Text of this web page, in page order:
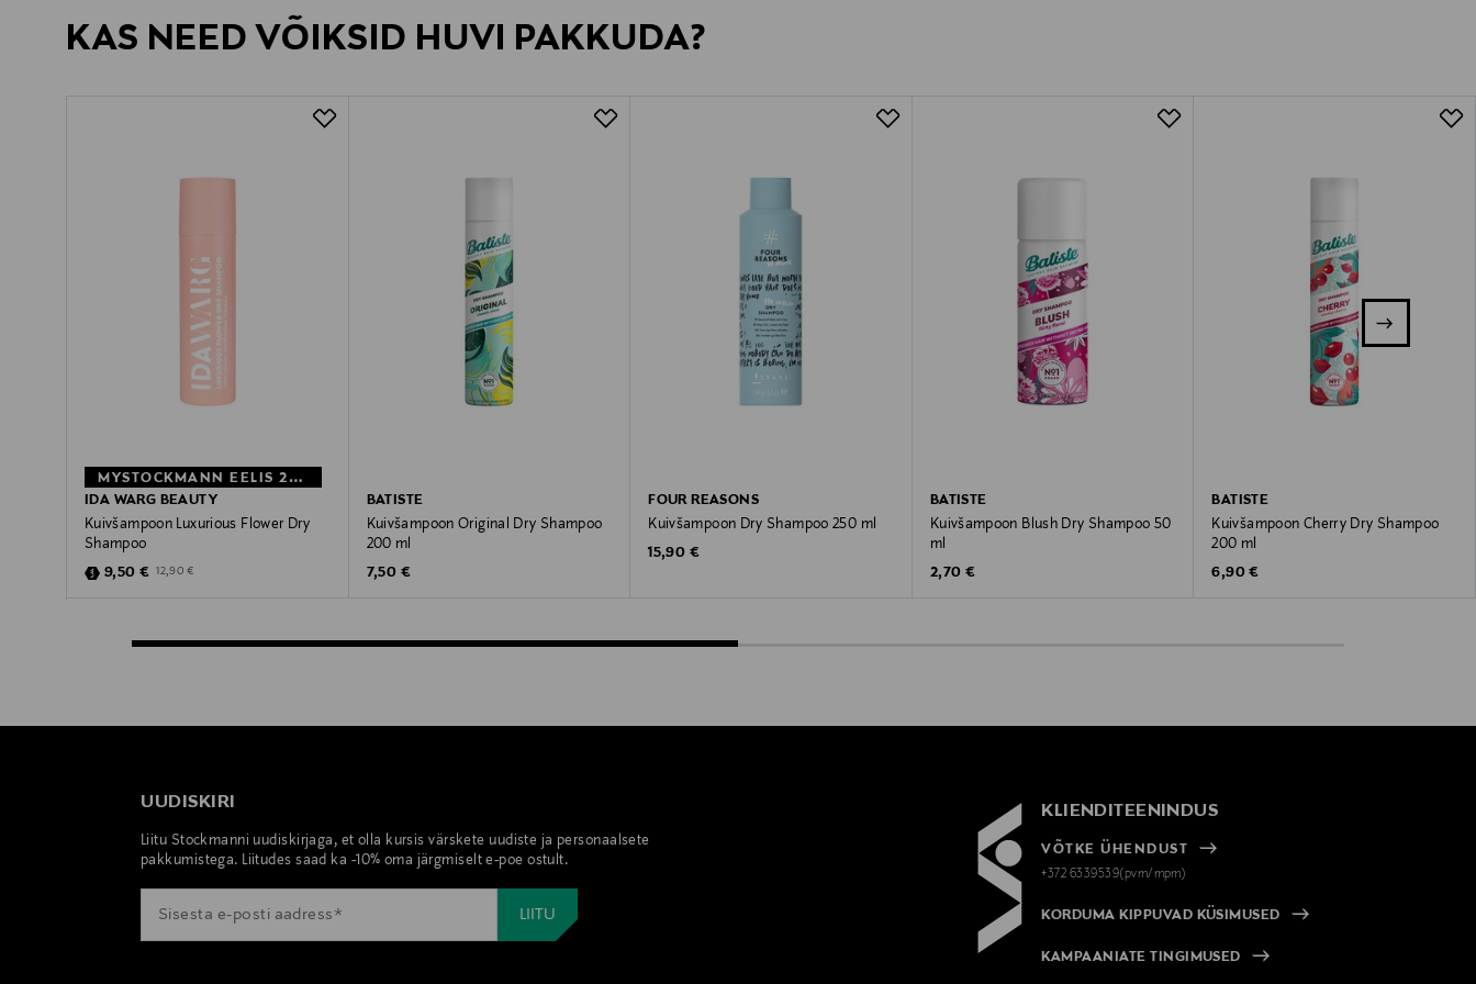
KAS NEED VÕIKSID HUVI PAKKUDA?
MYSTOCKMANN EELIS 26%
IDA WARG BEAUTY
Kuivšampoon Luxurious Flower Dry
Shampoo
Discounted Price
9,50 € Original Price
12,90 €
BATISTE
Kuivšampoon Original Dry Shampoo
200 ml
Original Price
7,50 €
FOUR REASONS
Kuivšampoon Dry Shampoo 250 ml
Original Price
15,90 €
BATISTE
Kuivšampoon Blush Dry Shampoo 50
ml
Original Price
2,70 €
BATISTE
Kuivšampoon Cherry Dry Shampoo
200 ml
Original Price
6,90 €
UUDISKIRI
Liitu Stockmanni uudiskirjaga, et olla kursis värskete uudiste ja personaalsete
pakkumistega. Liitudes saad ka -10% oma järgmiselt e-poe ostult.
KLIENDITEENINDUS
VÕTKE ÜHENDUST
+372 6339539(pvm/mpm)
KORDUMA KIPPUVAD KÜSIMUSED
KAMPAANIATE TINGIMUSED